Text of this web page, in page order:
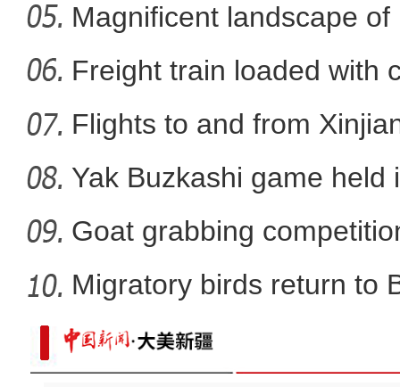
趣味运动享快乐，青春
新疆乌鲁木齐：民众
Nal
Magnificent landscape
La
Freight train loaded with
Flights to and from
Yak Buzkashi game held
Goat grabbing
Migratory birds return to